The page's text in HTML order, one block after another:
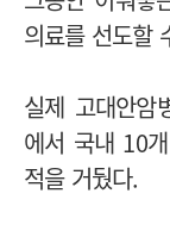
의료를 선도할
실제 고대안암
에서 국내 10
적을 거뒀다.